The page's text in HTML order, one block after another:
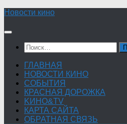
Skip
content
Новости кино
Найти:
ГЛАВНАЯ
НОВОСТИ КИНО
СОБЫТИЯ
КРАСНАЯ ДОРОЖКА
KИНО&TV
КАРТА САЙТА
ОБРАТНАЯ СВЯЗЬ